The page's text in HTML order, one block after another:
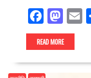
F
ac
e
b
M
as
to
d
E
l
READ MORE